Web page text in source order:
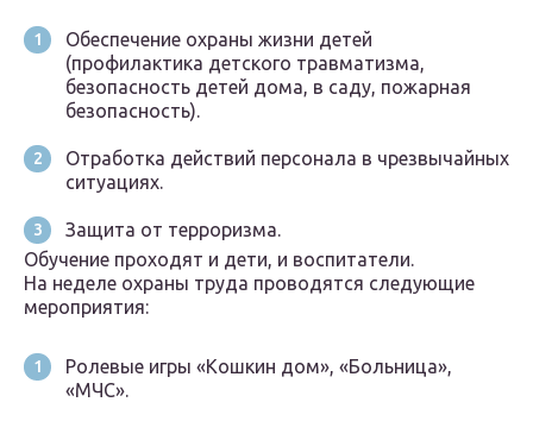
Обеспечение охраны жизни детей
(профилактика детского травматизма,
безопасность детей дома, в саду, пожарная
безопасность).
Отработка действий персонала в чрезвычайных
ситуациях.
Защита от терроризма.
Обучение проходят и дети, и воспитатели.
На неделе охраны труда проводятся следующие
мероприятия:
Ролевые игры «Кошкин дом», «Больница»,
«МЧС».